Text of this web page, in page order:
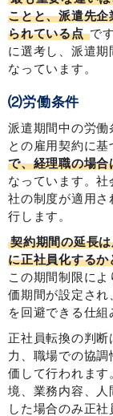
ことと、派遣先
られている点 で
に選考し、派遣
なっています。
⑵労働条件
派遣期間中の労
との雇用契約に
で、経理職の場
なっています。
社の制度が適用
行します。
契約期間の延長
に正社員化する
この期間制限に
価期間が設定され
を回避できる仕組
正社員転換の判
力、職場での協
価して行われま
境、業務内容、
した場合のみ正社